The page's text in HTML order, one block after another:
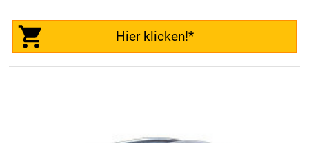
Hier klicken!*